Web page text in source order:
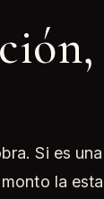
Si es
la